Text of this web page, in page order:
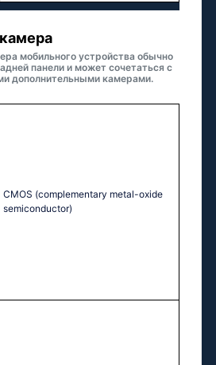
мобильного устройства обычно
панели и может сочетаться с
дополнительными камерами.
CMOS (complementary metal-oxide
semiconductor)